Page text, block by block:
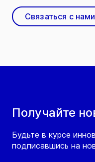
Получайте
Будьте в курсе
подписавшись на
Связаться с нами